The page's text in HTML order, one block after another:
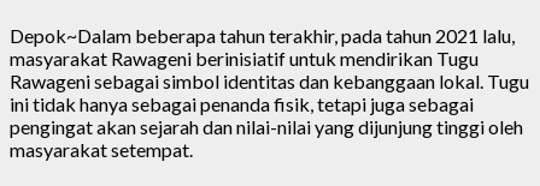
Depok~Dalam beberapa tahun terakhir, pada tahun 2021 lalu,
masyarakat Rawageni berinisiatif untuk mendirikan Tugu
Rawageni sebagai simbol identitas dan kebanggaan lokal. Tugu
ini tidak hanya sebagai penanda fisik, tetapi juga sebagai
pengingat akan sejarah dan nilai-nilai yang dijunjung tinggi oleh
masyarakat setempat.